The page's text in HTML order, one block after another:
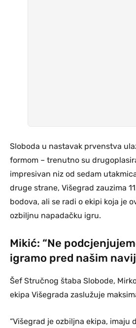
Sloboda u nastavak prvenstva
formom – trenutno su
impresivan niz od sedam
druge strane, Višegrad zauzima
bodova, ali se radi o ekipi koja je
ozbiljnu napadačku igru.
Mikić: “Ne
igramo pred našim
Šef Stručnog štaba Slobode,
ekipa Višegrada zaslužuje
“Višegrad je ozbiljna ekipa, imaju